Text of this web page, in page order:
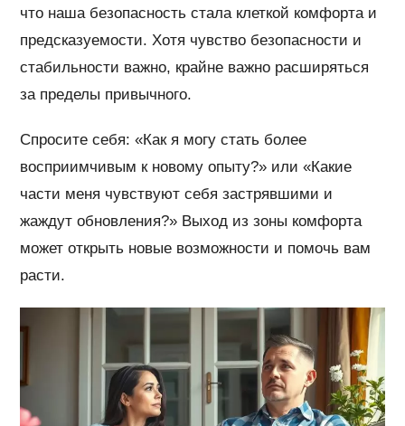
что наша безопасность стала клеткой комфорта и
предсказуемости. Хотя чувство безопасности и
стабильности важно, крайне важно расширяться
за пределы привычного.
Спросите себя: «Как я могу стать более
восприимчивым к новому опыту?» или «Какие
части меня чувствуют себя застрявшими и
жаждут обновления?» Выход из зоны комфорта
может открыть новые возможности и помочь вам
расти.